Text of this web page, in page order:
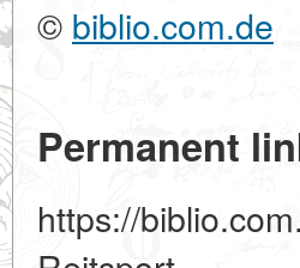
© biblio.com.de
Permanent
https://